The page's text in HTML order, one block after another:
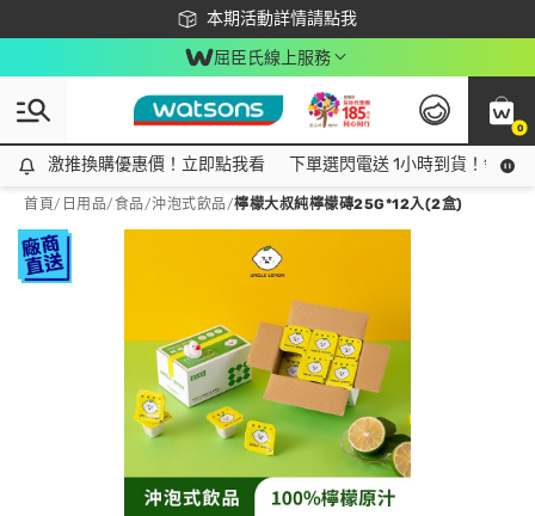
本期活動詳情請點我
下載app最高回饋$350
屈臣氏線上服務
0
激推換購優惠價！立即點我看
激推換購優惠價！立即點我看 下單選閃電送 1小時到貨！領神
首頁/ 日用品/食品/沖泡式飲品/檸檬大叔純檸檬磚25G*12入(2盒)